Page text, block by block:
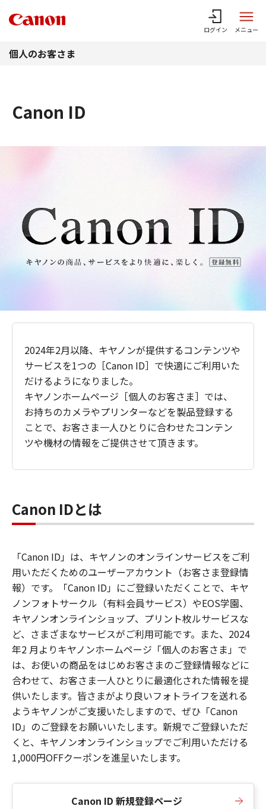
ログイン メニュー
個人のお客さま
Canon ID
2024年2月以降、キヤノンが提供するコンテンツや
サービスを1つの［Canon ID］で快適にご利用いた
だけるようになりました。
キヤノンホームページ［個人のお客さま］では、
お持ちのカメラやプリンターなどを製品登録する
ことで、お客さま一人ひとりに合わせたコンテン
ツや機材の情報をご提供させて頂きます。
Canon IDとは
「Canon ID」は、キヤノンのオンラインサービスをご利
用いただくためのユーザーアカウント（お客さま登録情
報）です。「Canon ID」にご登録いただくことで、キヤ
ノンフォトサークル（有料会員サービス）やEOS学園、
キヤノンオンラインショップ、プリント枚ルサービスな
ど、さまざまなサービスがご利用可能です。また、2024
年2 月よりキヤノンホームページ「個人のお客さま」で
は、お使いの商品をはじめお客さまのご登録情報などに
合わせて、お客さま一人ひとりに最適化された情報を提
供いたします。皆さまがより良いフォトライフを送れる
ようキヤノンがご支援いたしますので、ぜひ「Canon
ID」のご登録をお願いいたします。新規でご登録いただ
くと、キヤノンオンラインショップでご利用いただける
1,000円OFFクーポンを進呈いたします。
Canon ID 新規登録ページ